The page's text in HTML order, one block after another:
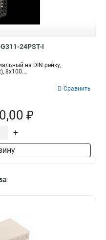
24PST-I
на DIN рейку,
8x100...
Сравнить
₽
+